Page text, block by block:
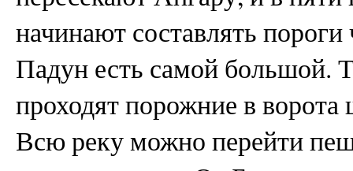
начинают составлять
Падун есть самой большой.
проходят порожние в
Всю реку можно перейти